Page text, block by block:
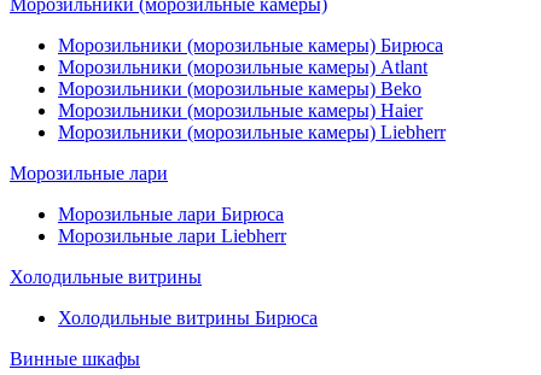
Морозильники (морозильные камеры)
Морозильники (морозильные камеры) Бирюса
Морозильники (морозильные камеры) Atlant
Морозильники (морозильные камеры) Beko
Морозильники (морозильные камеры) Haier
Морозильники (морозильные камеры) Liebherr
Морозильные лари
Морозильные лари Бирюса
Морозильные лари Liebherr
Холодильные витрины
Холодильные витрины Бирюса
Винные шкафы